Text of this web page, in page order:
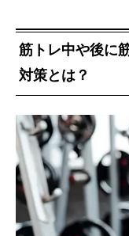
筋トレ中や後に
対策とは？